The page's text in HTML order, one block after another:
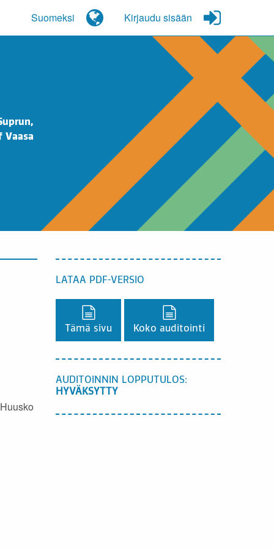
Suomeksi Kirjaudu sisään
Vaasa
LATAA PDF-VERSIO
Lataa PDF-versio,
Tämä sivu
Koko auditointi
AUDITOINNIN LOPPUTULOS:
HYVÄKSYTTY